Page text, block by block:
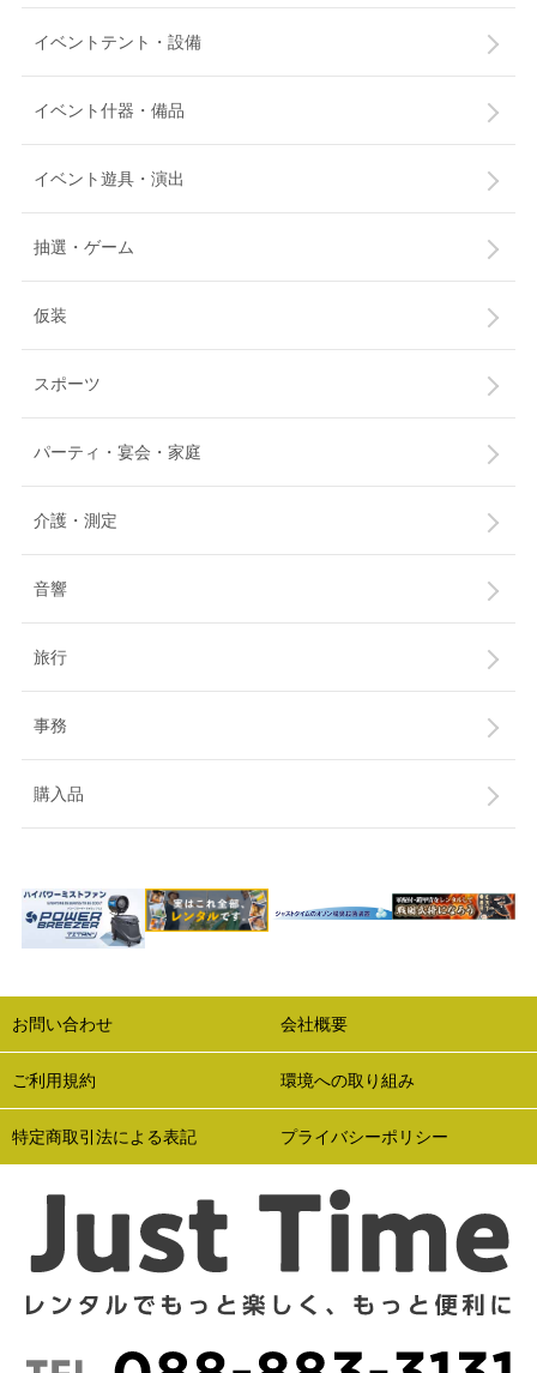
イベントテント・設備
イベント什器・備品
イベント遊具・演出
抽選・ゲーム
仮装
スポーツ
パーティ・宴会・家庭
介護・測定
音響
旅行
事務
購入品
お問い合わせ 会社概要
ご利用規約 環境への取り組み
特定商取引法による表記 プライバシーポリシー